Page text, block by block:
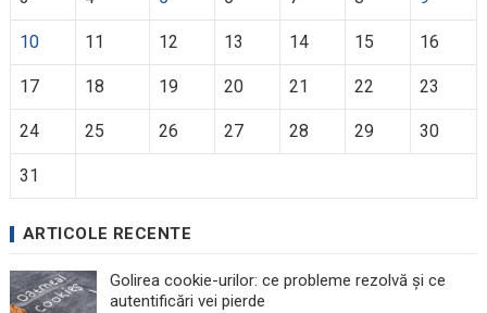
10 11 12 13 14 15 16
17 18 19 20 21 22 23
24 25 26 27 28 29 30
31
ARTICOLE RECENTE
Golirea cookie-urilor: ce probleme rezolvă și ce
autentificări vei pierde